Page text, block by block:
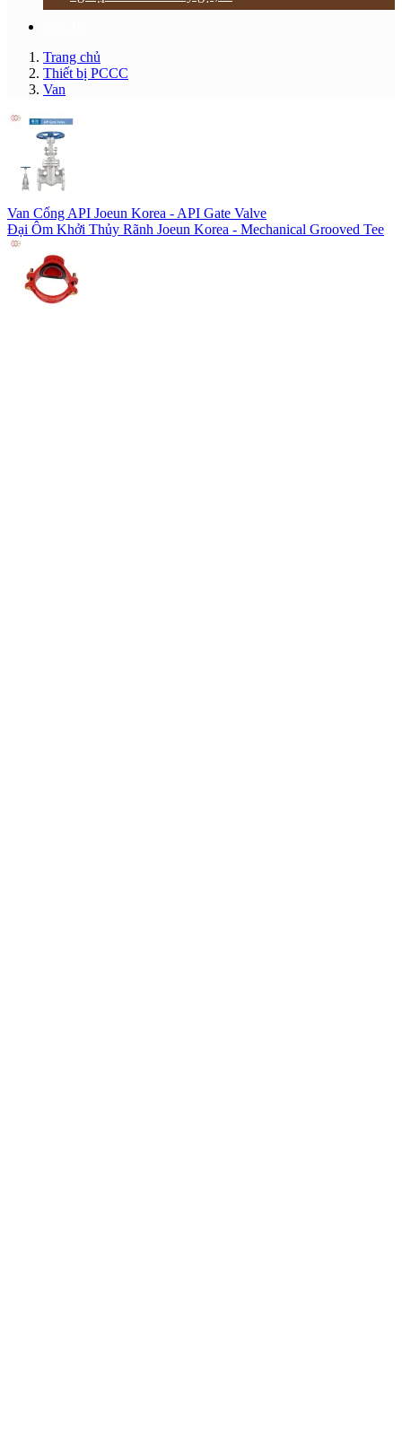
Trang chủ
Thiết bị PCCC
Van
Van Cổng API Joeun Korea - API Gate Valve
Đại Ôm Khởi Thủy Rãnh Joeun Korea - Mechanical Grooved Tee